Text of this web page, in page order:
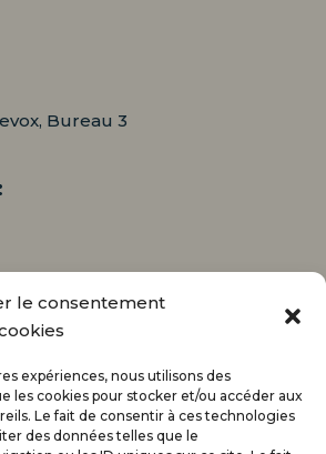
le consentement
expériences, nous utilisons des
les cookies pour stocker et/ou accéder aux
Le fait de consentir à ces technologies
des données telles que le
Bureau 3